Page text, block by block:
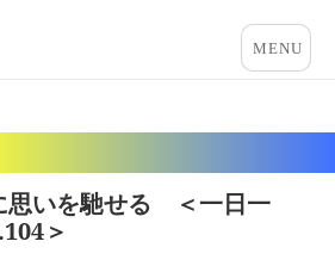
思いを馳せる ＜一日一
＞